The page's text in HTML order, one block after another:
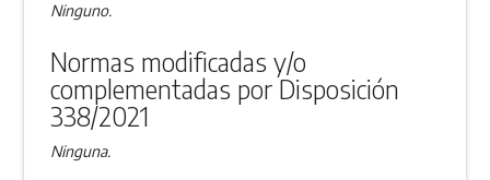
Ninguno.
Normas modificadas y/o
complementadas por Disposición
338/2021
Ninguna.